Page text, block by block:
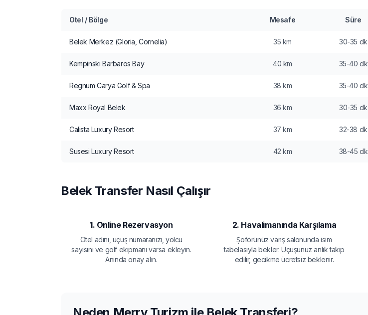
Otel / Bölge Mesafe Süre
Belek Merkez (Gloria, Cornelia) 35 km 30-35 dk
Kempinski Barbaros Bay 40 km 35-40 dk
Regnum Carya Golf & Spa 38 km 35-40 dk
Maxx Royal Belek 36 km 30-35 dk
Calista Luxury Resort 37 km 32-38 dk
Susesi Luxury Resort 42 km 38-45 dk
Belek Transfer Nasıl Çalışır
1. Online Rezervasyon
Otel adını, uçuş numaranızı, yolcu
sayısını ve golf ekipmanı varsa ekleyin.
Anında onay alın.
2. Havalimanında Karşılama
Şoförünüz varış salonunda isim
tabelasıyla bekler. Uçuşunuz anlık takip
edilir, gecikme ücretsiz beklenir.